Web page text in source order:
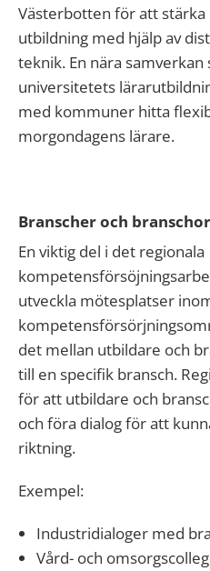
Västerbotten för att
utbildning med hjälp av
teknik. En nära samverkan
universitetets
med kommuner hitta
morgondagens lärare.
Branscher och
En viktig del i det regionala
utveckla mötesplatser
det mellan utbildare och
till en specifik bransch.
för att utbildare och
och föra dialog för att
riktning.
Exempel:
Industridialoger med
Vård- och